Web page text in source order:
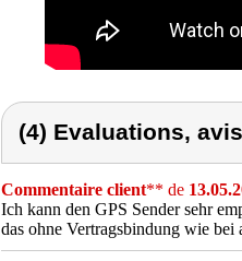
(4) Evaluations,
Commentaire client** de
Ich kann den GPS Sender sehr
das ohne Vertragsbindung wie bei